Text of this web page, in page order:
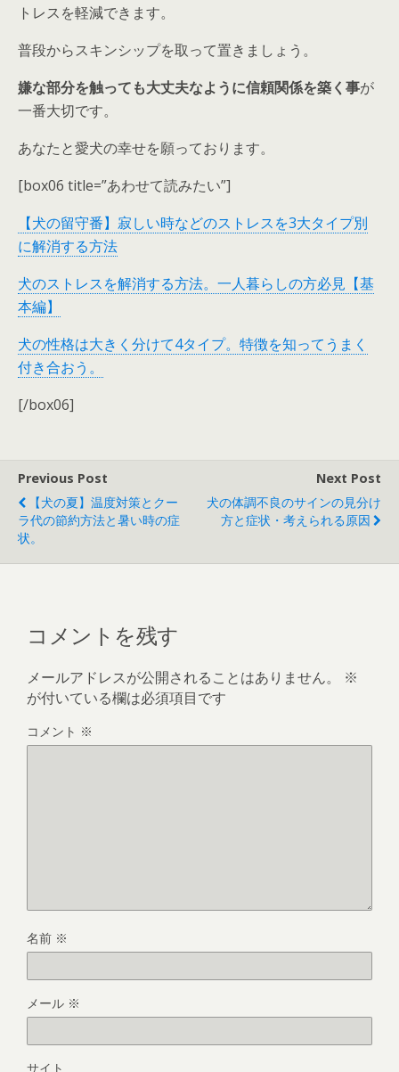
トレスを軽減できます。
普段からスキンシップを取って置きましょう。
嫌な部分を触っても大丈夫なように信頼関係を築く事が
一番大切です。
あなたと愛犬の幸せを願っております。
[box06 title=”あわせて読みたい”]
【犬の留守番】寂しい時などのストレスを3大タイプ別
に解消する方法
犬のストレスを解消する方法。一人暮らしの方必見【基
本編】
犬の性格は大きく分けて4タイプ。特徴を知ってうまく
付き合おう。
[/box06]
Previous Post
【犬の夏】温度対策とクー
ラ代の節約方法と暑い時の症
状。
Next Post
犬の体調不良のサインの見分け
方と症状・考えられる原因
コメントを残す
メールアドレスが公開されることはありません。
※
が付いている欄は必須項目です
コメント ※
名前 ※
メール ※
サイト